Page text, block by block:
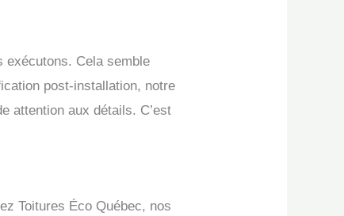
exécutons. Cela semble
post-installation, notre
attention aux détails. C’est
Toitures Éco Québec, nos